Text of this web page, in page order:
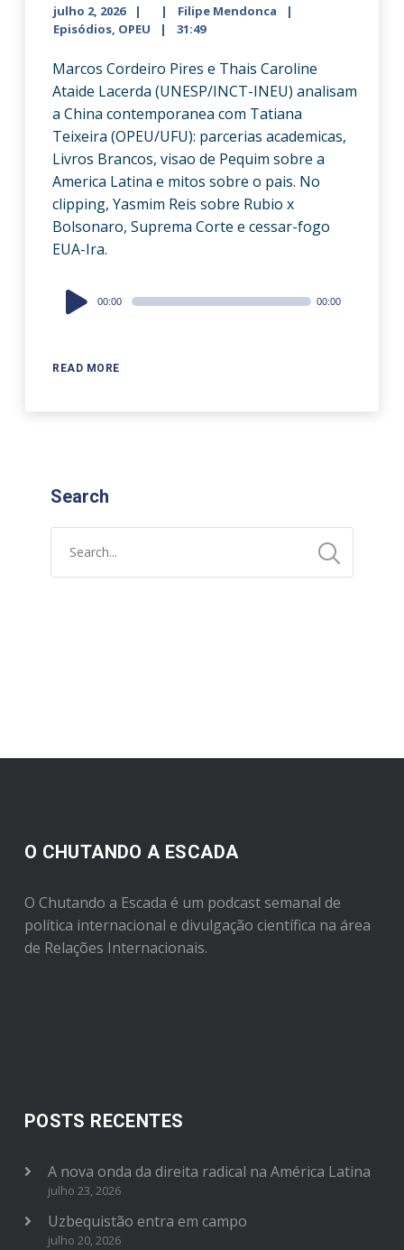
julho 2, 2026
Filipe Mendonca
Episódios, OPEU 31:49
Marcos Cordeiro Pires e Thais Caroline
Ataide Lacerda (UNESP/INCT-INEU) analisam
a China contemporanea com Tatiana
Teixeira (OPEU/UFU): parcerias academicas,
Livros Brancos, visao de Pequim sobre a
America Latina e mitos sobre o pais. No
clipping, Yasmim Reis sobre Rubio x
Bolsonaro, Suprema Corte e cessar-fogo
EUA-Ira.
READ MORE
Audio
Player
00:00 00:00
Search
O CHUTANDO A ESCADA
O Chutando a Escada é um podcast semanal de
política internacional e divulgação científica na área
de Relações Internacionais.
POSTS RECENTES
A nova onda da direita radical na América Latina
julho 23, 2026
Uzbequistão entra em campo
julho 20, 2026